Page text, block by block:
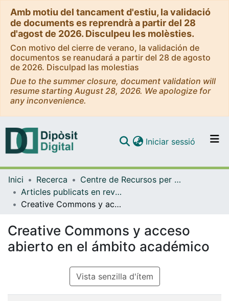
Amb motiu del tancament d'estiu, la validació
de documents es reprendrà a partir del 28
d'agost de 2026. Disculpeu les molèsties.
Con motivo del cierre de verano, la validación de
documentos se reanudará a partir del 28 de agosto
de 2026. Disculpad las molestias
Due to the summer closure, document validation will
resume starting August 28, 2026. We apologize for
any inconvenience.
Navega per tot el DD
Iniciar sessió (current)
Inici Recerca
Centre de Recursos per a l'Aprenentatge i la Investigació (CRAI-UB)
Articles publicats en revistes (CRAI-UB)
Creative Commons y acceso abierto en el ámbito académico
Creative Commons y acceso
abierto en el ámbito académico
Vista senzilla d'ítem